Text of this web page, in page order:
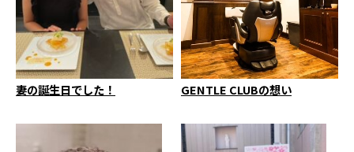
妻の誕生日でした！ GENTLE CLUBの想い